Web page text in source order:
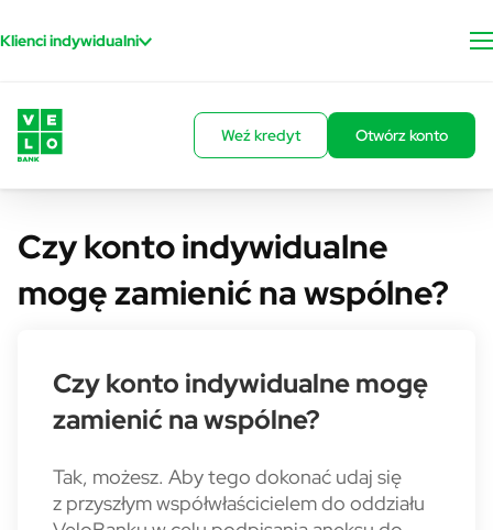
Klienci indywidualni
Weź kredyt Otwórz konto
Czy konto indywidualne
mogę zamienić na wspólne?
Czy konto indywidualne mogę
zamienić na wspólne?
Tak, możesz. Aby tego dokonać udaj się
z przyszłym współwłaścicielem do oddziału